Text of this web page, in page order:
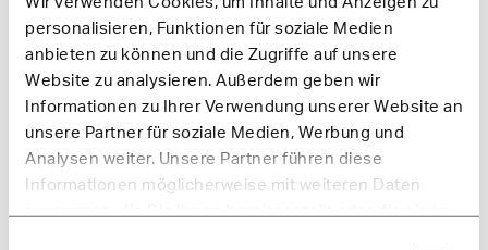
personalisieren, Funktionen für soziale Medien
anbieten zu können und die Zugriffe auf unsere
Website zu analysieren. Außerdem geben wir
Informationen zu Ihrer Verwendung unserer Website an
unsere Partner für soziale Medien, Werbung und
Analysen weiter. Unsere Partner führen diese
Informationen möglicherweise mit weiteren Daten
16:9 (1920 x 1200 Pixel)
Bin im Flow (JPG, 630 KB)
Wellen (JPG, 1 MB)
Gerader Weg (JPG, 2 MB)
MyWay (JPG, 1 MB)